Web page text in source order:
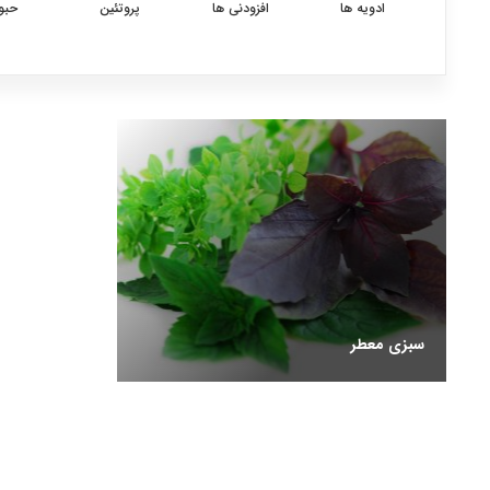
ادویه ها افزودنی ها پروتئین
سبزی معطر